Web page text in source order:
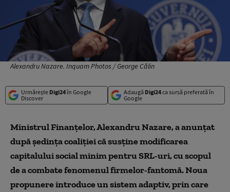
Alexandru Nazare. Inquam Photos / George Călin
Urmărește Digi24în Google
Discover
Adaugă Digi24ca sursă preferată în
Google
Ministrul Finanțelor, Alexandru Nazare, a anunțat
după ședința coaliției că susține modificarea
capitalului social minim pentru SRL-uri, cu scopul
de a combate fenomenul firmelor-fantomă. Noua
propunere introduce un sistem adaptiv, prin care